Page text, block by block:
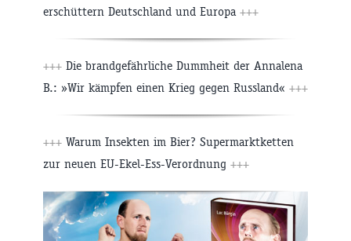
erschüttern Deutschland und Europa +++
+++ Die brandgefährliche Dummheit der Annalena
B.: »Wir kämpfen einen Krieg gegen Russland« +++
+++ Warum Insekten im Bier? Supermarktketten
zur neuen EU-Ekel-Ess-Verordnung +++